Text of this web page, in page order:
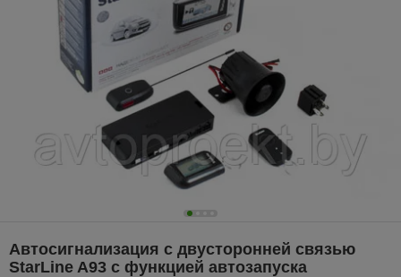
Автосигнализация с двусторонней связью
StarLine A93 с функцией автозапуска